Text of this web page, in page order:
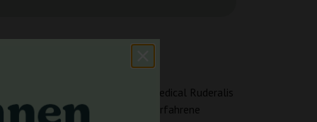
von No Name mit Auto Medical Ruderalis
für sowohl Anfänger als auch erfahrene